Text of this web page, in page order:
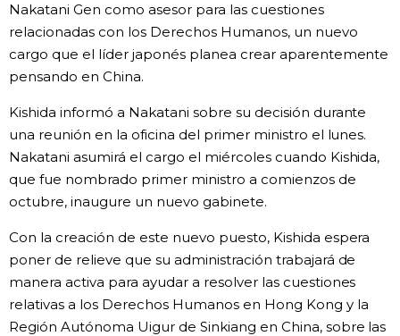
Guía de Japón
Vídeos e imágenes
En profundidad
Más
Noticias
Datos de Japón
Fragmentos de Japón
Nakatani Gen como asesor para las cuestiones
relacionadas con los Derechos Humanos, un nuevo
cargo que el líder japonés planea crear aparentemente
pensando en China.
Kishida informó a Nakatani sobre su decisión durante
una reunión en la oficina del primer ministro el lunes.
Nakatani asumirá el cargo el miércoles cuando Kishida,
que fue nombrado primer ministro a comienzos de
octubre, inaugure un nuevo gabinete.
Con la creación de este nuevo puesto, Kishida espera
poner de relieve que su administración trabajará de
manera activa para ayudar a resolver las cuestiones
relativas a los Derechos Humanos en Hong Kong y la
Región Autónoma Uigur de Sinkiang en China, sobre las